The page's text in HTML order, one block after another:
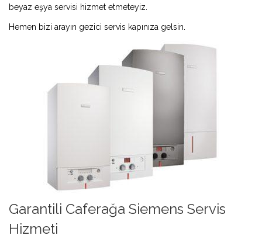
beyaz eşya servisi hizmet etmeteyiz.
Hemen bizi arayın gezici servis kapınıza gelsin.
Garantili Caferağa Siemens Servis
Hizmeti